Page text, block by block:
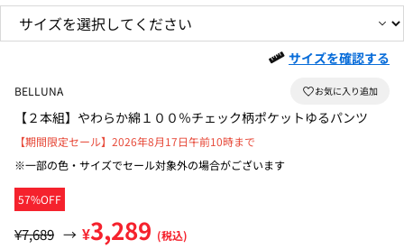
サイズを確認する
BELLUNA
【２本組】やわらか綿１００％チェック柄ポケットゆるパンツ
57%OFF
【期間限定セール】2026年8月17日午前10時まで
※一部の色・サイズでセール対象外の場合がございます
¥7,689 → ¥3,289 (税込)